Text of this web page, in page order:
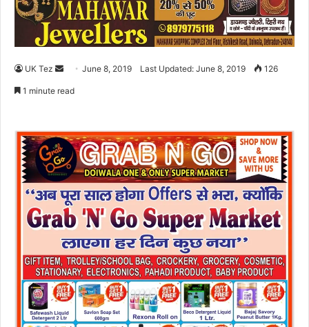
UK Tez
a
e
m
a
i
June 8, 2019 Last Updated: June 8, 2019 126
1 minute read